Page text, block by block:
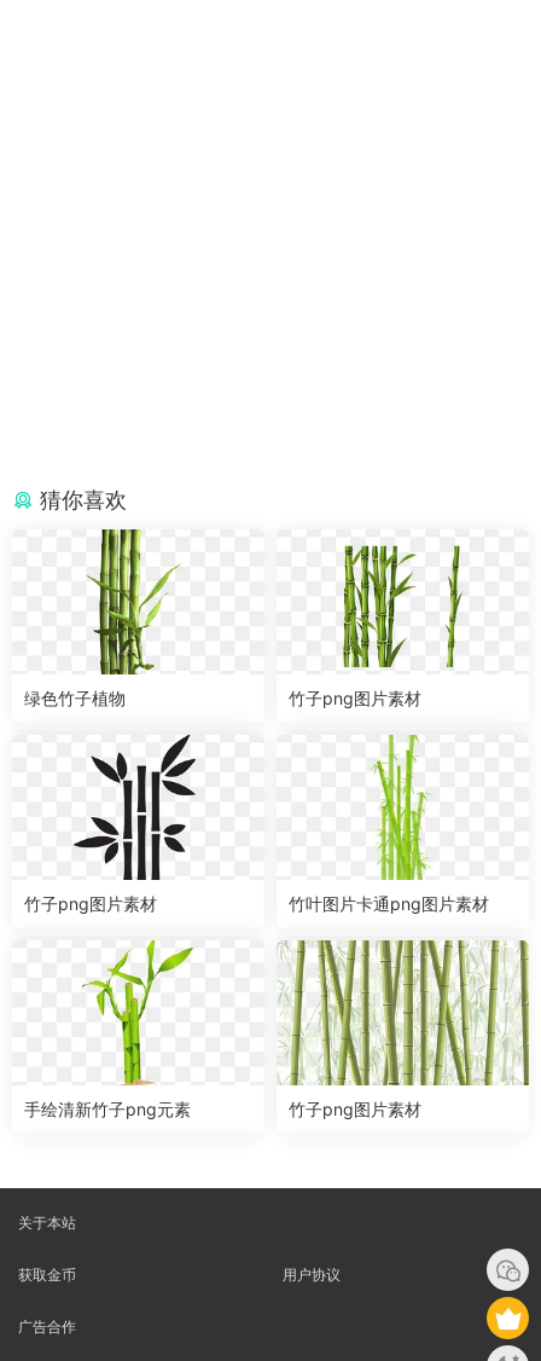
猜你喜欢
绿色竹子植物 竹子png图片素材
竹子png图片素材 竹叶图片卡通png图片素材
手绘清新竹子png元素 竹子png图片素材
关于本站
获取金币 用户协议
广告合作